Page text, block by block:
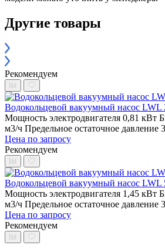
Другие товары
Рекомендуем
Водокольцевой вакуумный насос LWL
Мощность электродвигателя 0,81 кВт
м3/ч Предельное остаточное давление
Цена по запросу
Рекомендуем
Водокольцевой вакуумный насос LWL
Мощность электродвигателя 1,45 кВт
м3/ч Предельное остаточное давление
Цена по запросу
Рекомендуем